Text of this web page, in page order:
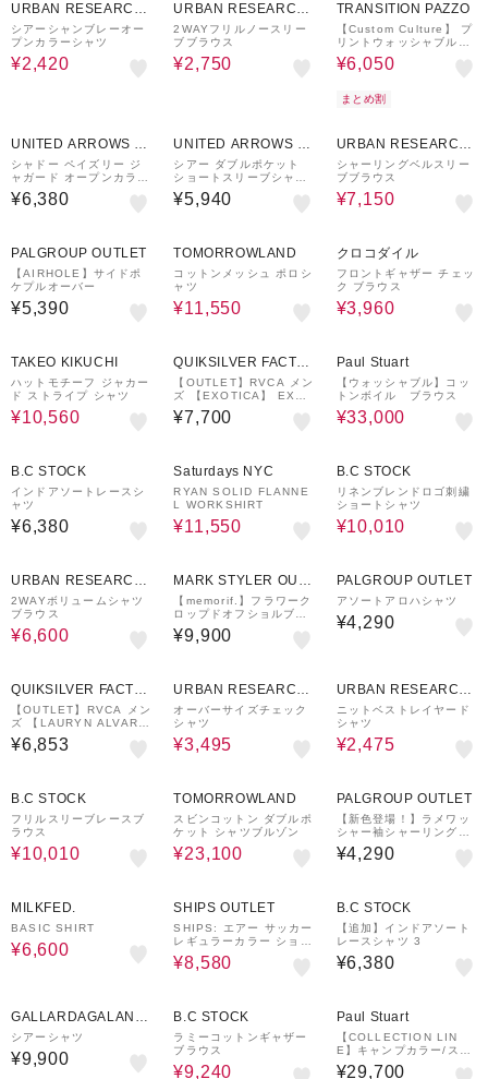
URBAN RESEARCH
ware house
シアーシャンブレーオー
プンカラーシャツ
¥2,420
URBAN RESEARCH
ware house
2WAYフリルノースリー
ブブラウス
¥2,750
TRANSITION PAZZO
【Custom Culture】 プ
リントウォッシャブルレ
ーヨンオープンカラーシ
ャツ ショートスリーブシ
¥6,050
まとめ割
UNITED ARROWS O
UTLET
シャドー ペイズリー ジ
ャガード オープンカラー
シャツ＜A DAY IN THE
LIFE＞
¥6,380
UNITED ARROWS O
UTLET
シアー ダブルポケット
ショートスリーブシャツ
＜A DAY IN THE LIFE
＞
¥5,940
URBAN RESEARCH
ware house
シャーリングベルスリー
ブブラウス
¥7,150
PALGROUP OUTLET
【AIRHOLE】サイドポ
ケプルオーバー
¥5,390
TOMORROWLAND
コットンメッシュ ポロシ
ャツ
¥11,550
クロコダイル
フロントギャザー チェッ
ク ブラウス
¥3,960
TAKEO KIKUCHI
ハットモチーフ ジャカー
ド ストライプ シャツ
¥10,560
QUIKSILVER FACTO
RY OUTLET STORE
【OUTLET】RVCA メン
ズ 【EXOTICA】 EXOT
ICA SEERSUCKER SS
半袖シャツ 【2025年夏
¥7,700
Paul Stuart
【ウォッシャブル】コッ
トンボイル ブラウス
¥33,000
B.C STOCK
インドアソートレースシ
ャツ
¥6,380
Saturdays NYC
RYAN SOLID FLANNE
L WORKSHIRT
¥11,550
B.C STOCK
リネンブレンドロゴ刺繍
ショートシャツ
¥10,010
URBAN RESEARCH
ware house
2WAYボリュームシャツ
ブラウス
¥6,600
MARK STYLER OUT
LET
【memorif.】フラワーク
ロップドオフショルブラ
ウス
¥9,900
PALGROUP OUTLET
アソートアロハシャツ
¥4,290
QUIKSILVER FACTO
RY OUTLET STORE
【OUTLET】RVCA メン
ズ 【LAURYN ALVARE
Z】 LA ORNAMENT S
S 半袖シャツ 【2025年
¥6,853
URBAN RESEARCH
ware house
オーバーサイズチェック
シャツ
¥3,495
URBAN RESEARCH
ware house
ニットベストレイヤード
シャツ
¥2,475
B.C STOCK
フリルスリーブレースブ
ラウス
¥10,010
TOMORROWLAND
スビンコットン ダブルポ
ケット シャツブルゾン
¥23,100
PALGROUP OUTLET
【新色登場！】ラメワッ
シャー袖シャーリングシ
アーシャツ
¥4,290
MILKFED.
BASIC SHIRT
¥6,600
SHIPS OUTLET
SHIPS: エアー サッカー
レギュラーカラー ショー
トスリーブ シャツ
¥8,580
B.C STOCK
【追加】インドアソート
レースシャツ 3
¥6,380
GALLARDAGALANT
E
シアーシャツ
¥9,900
B.C STOCK
ラミーコットンギャザー
ブラウス
¥9,240
Paul Stuart
【COLLECTION LIN
E】キャンプカラー/スポ
ーツ半袖シャツ
¥29,700